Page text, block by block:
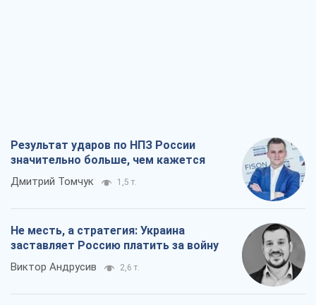
Результат ударов по НПЗ России
значительно больше, чем кажется
Дмитрий Томчук 1,5 т.
Не месть, а стратегия: Украина
заставляет Россию платить за войну
Виктор Андрусив 2,6 т.